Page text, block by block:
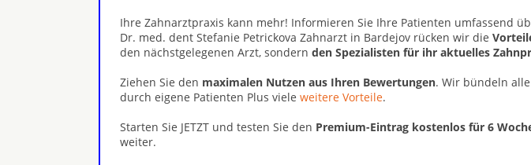
Ihre Zahnarztpraxis kann mehr! Informieren Sie Ihre Patienten umfassend
Dr. med. dent Stefanie Petrickova Zahnarzt in Bardejov rücken wir die
den nächstgelegenen Arzt, sondern den Spezialisten für ihr aktuelles
Ziehen Sie den maximalen Nutzen aus Ihren Bewertungen. Wir bündeln
durch eigene Patienten Plus viele weitere Vorteile.
Starten Sie JETZT und testen Sie den Premium-Eintrag kostenlos für 6
weiter.